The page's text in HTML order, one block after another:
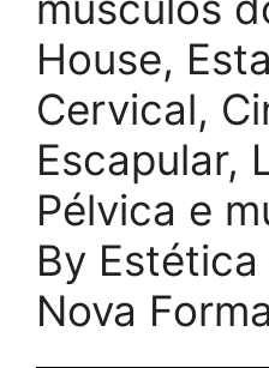
House,
Cervical,
Escapular,
Pélvica e
By
Nova